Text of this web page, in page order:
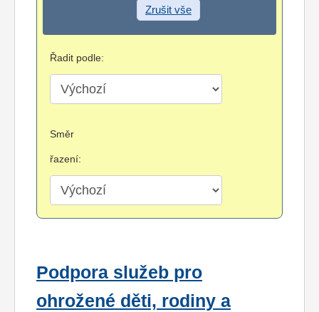
Zrušit vše
Řadit podle:
Směr
řazení:
Podpora služeb pro
ohrožené děti, rodiny a